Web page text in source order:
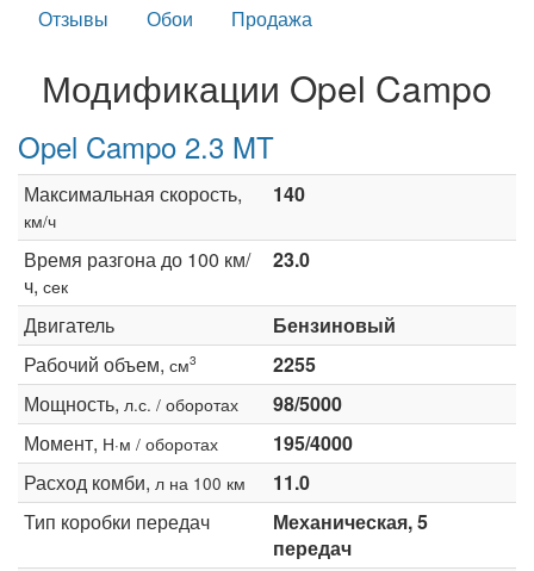
Отзывы
Обои Продажа
Модификации Opel Campo
Opel Campo 2.3 MT
Максимальная скорость,
км/ч
140
Время разгона до 100 км/
ч, сек
23.0
Двигатель
Бензиновый
Рабочий объем, см3
2255
Мощность, л.с. / оборотах
98/5000
Момент, Н·м / оборотах
195/4000
Расход комби, л на 100 км
11.0
Тип коробки передач
Механическая, 5
передач